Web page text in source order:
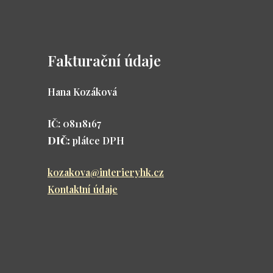
Fakturační údaje
Hana Kozáková
IČ: 08118167
DIČ: plátce DPH
kozakova@interieryhk.cz
Kontaktní údaje